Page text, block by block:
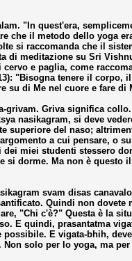
"In quest'era,
che il metodo dello yoga
si raccomanda che il
di meditazione su Sri
e paglia, come
"Bisogna tenere il
su di Me nel cuore e fare
Griva significa
nasikagram, si deve
superiore del naso;
a cui pensare, o
miei studenti stessero
dorme. Ma non è
svam disas
Quindi non
"Chi c'è?" Questa è la
E quindi, prasantatma
E vigata-bhih,
solo per lo yoga, ma